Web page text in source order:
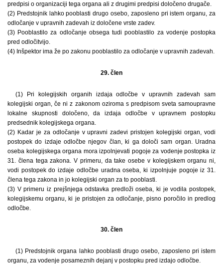
predpisi o organizaciji tega organa ali z drugimi predpisi določeno drugače.
(2) Predstojnik lahko pooblasti drugo osebo, zaposleno pri istem organu, za
odločanje v upravnih zadevah iz določene vrste zadev.
(3) Pooblastilo za odločanje obsega tudi pooblastilo za vodenje postopka
pred odločitvijo.
(4) Inšpektor ima že po zakonu pooblastilo za odločanje v upravnih zadevah.
29. člen
(1) Pri kolegijskih organih izdaja odločbe v upravnih zadevah sam
kolegijski organ, če ni z zakonom oziroma s predpisom sveta samoupravne
lokalne skupnosti določeno, da izdaja odločbe v upravnem postopku
predsednik kolegijskega organa.
(2) Kadar je za odločanje v upravni zadevi pristojen kolegijski organ, vodi
postopek do izdaje odločbe njegov član, ki ga določi sam organ. Uradna
oseba kolegijskega organa mora izpolnjevati pogoje za vodenje postopka iz
31. člena tega zakona. V primeru, da take osebe v kolegijskem organu ni,
vodi postopek do izdaje odločbe uradna oseba, ki izpolnjuje pogoje iz 31.
člena tega zakona in jo kolegijski organ za to pooblasti.
(3) V primeru iz prejšnjega odstavka predloži oseba, ki je vodila postopek,
kolegijskemu organu, ki je pristojen za odločanje, pisno poročilo in predlog
odločbe.
30. člen
(1) Predstojnik organa lahko pooblasti drugo osebo, zaposleno pri istem
organu, za vodenje posameznih dejanj v postopku pred izdajo odločbe.